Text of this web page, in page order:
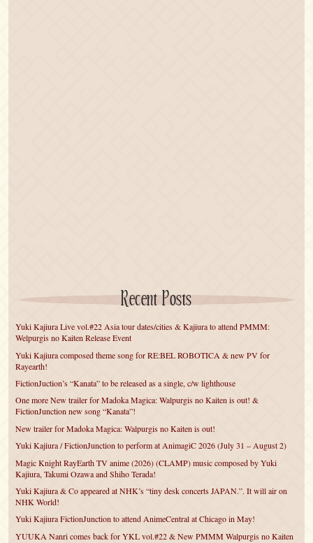
Recent Posts
Yuki Kajiura Live vol.#22 Asia tour dates/cities & Kajiura to attend PMMM:
Welpurgis no Kaiten Release Event
Yuki Kajiura composed theme song for RE:BEL ROBOTICA & new PV for
Rayearth!
FictionJuction’s “Kanata” to be released as a single, c/w lighthouse
One more New trailer for Madoka Magica: Walpurgis no Kaiten is out! &
FictionJunction new song “Kanata”!
New trailer for Madoka Magica: Walpurgis no Kaiten is out!
Yuki Kajiura / FictionJunction to perform at AnimagiC 2026 (July 31 – August 2)
Magic Knight RayEarth TV anime (2026) (CLAMP) music composed by Yuki
Kajiura, Takumi Ozawa and Shiho Terada!
Yuki Kajiura & Co appeared at NHK’s “tiny desk concerts JAPAN.”. It will air on
NHK World!
Yuki Kajiura FictionJunction to attend AnimeCentral at Chicago in May!
YUUKA Nanri comes back for YKL vol.#22 & New PMMM Walpurgis no Kaiten